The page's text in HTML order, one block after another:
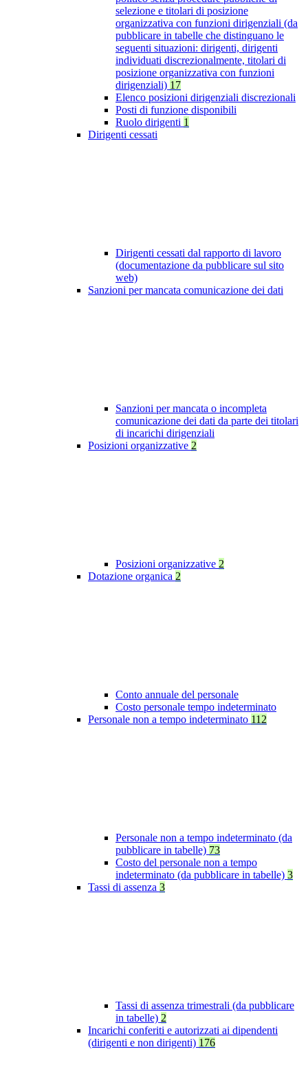
selezione e titolari di posizione
organizzativa con funzioni dirigenziali (da
pubblicare in tabelle che distinguano le
seguenti situazioni: dirigenti, dirigenti
individuati discrezionalmente, titolari di
posizione organizzativa con funzioni
dirigenziali) 17
Elenco posizioni dirigenziali discrezionali
Posti di funzione disponibili
Ruolo dirigenti 1
Dirigenti cessati
Dirigenti cessati dal rapporto di lavoro
(documentazione da pubblicare sul sito
web)
Sanzioni per mancata comunicazione dei dati
Sanzioni per mancata o incompleta
comunicazione dei dati da parte dei titolari
di incarichi dirigenziali
Posizioni organizzative 2
Posizioni organizzative 2
Dotazione organica 2
Conto annuale del personale
Costo personale tempo indeterminato
Personale non a tempo indeterminato 112
Personale non a tempo indeterminato (da
pubblicare in tabelle) 73
Costo del personale non a tempo
indeterminato (da pubblicare in tabelle) 3
Tassi di assenza 3
Tassi di assenza trimestrali (da pubblicare
in tabelle) 2
Incarichi conferiti e autorizzati ai dipendenti
(dirigenti e non dirigenti) 176